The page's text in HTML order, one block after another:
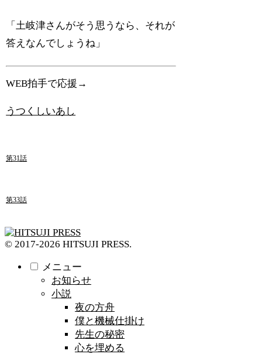
「土岐津さんがそう思うなら、それが
答えなんでしょうね」
WEB拍手で応援→
うつくしいあし
第31話
第33話
© 2017-2026 HITSUJI PRESS.
メニュー
お知らせ
小説
夜の方舟
僕と機械仕掛け
先生の秘密
心を埋める